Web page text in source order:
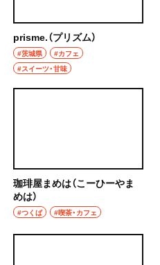
prisme.（プリズム）
#茨城県
#カフェ
#スイーツ・甘味
珈琲屋まめは（こーひーやま
めは）
#つくば #喫茶・カフェ